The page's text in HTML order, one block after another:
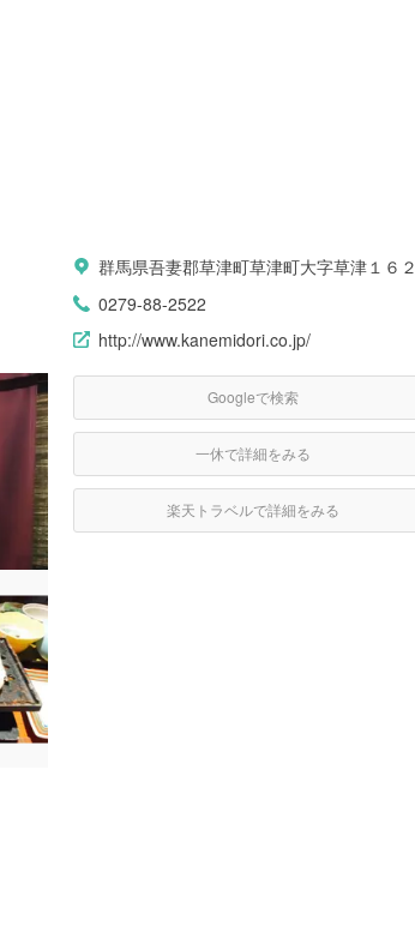
群馬県吾妻郡草津町草津町大字草津１６２
0279-88-2522
http://www.kanemidori.co.jp/
Googleで検索
一休で詳細をみる
楽天トラベルで詳細をみる